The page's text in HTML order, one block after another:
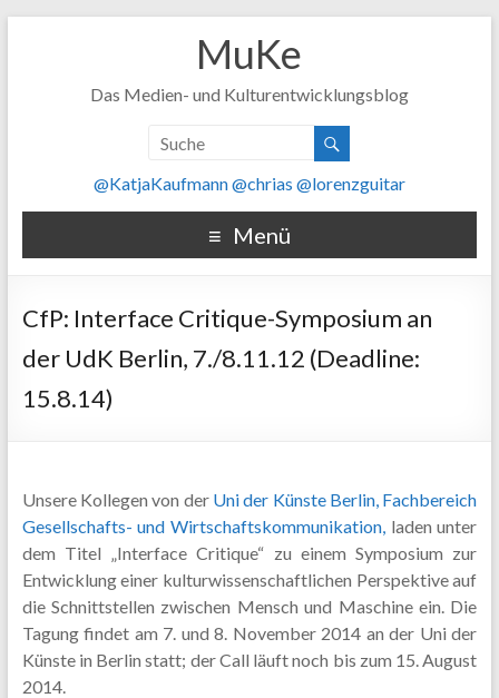
MuKe
Das Medien- und Kulturentwicklungsblog
@KatjaKaufmann@chrias @lorenzguitar
Menü
CfP: Interface Critique-Symposium an
der UdK Berlin, 7./8.11.12 (Deadline:
15.8.14)
Unsere Kollegen von der Uni der Künste Berlin, Fachbereich
Gesellschafts- und Wirtschaftskommunikation, laden unter
dem Titel „Interface Critique“ zu einem Symposium zur
Entwicklung einer kulturwissenschaftlichen Perspektive auf
die Schnittstellen zwischen Mensch und Maschine ein. Die
Tagung findet am 7. und 8. November 2014 an der Uni der
Künste in Berlin statt; der Call läuft noch bis zum 15. August
2014.